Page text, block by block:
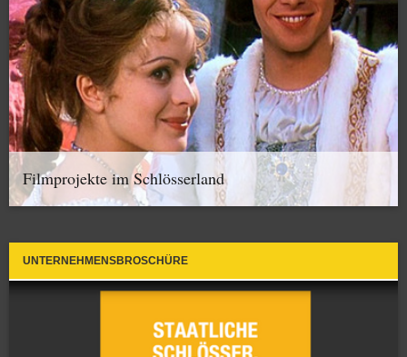
Filmprojekte im Schlösserland
UNTERNEHMENSBROSCHÜRE